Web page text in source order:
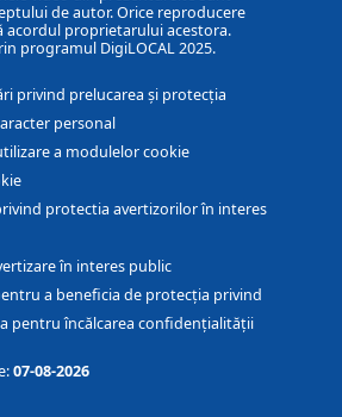
de autor. Orice reproducere
acordul proprietarului acestora.
programul DigiLOCAL 2025.
privind prelucarea și protecția
personal
a modulelor cookie
protectia avertizorilor în interes
în interes public
a beneficia de protecția privind
pentru încălcarea confidențialității
07-08-2026